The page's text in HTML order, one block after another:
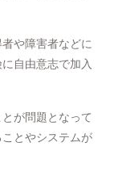
や障害者などに
自由意志で加入
が問題となって
とやシステムが